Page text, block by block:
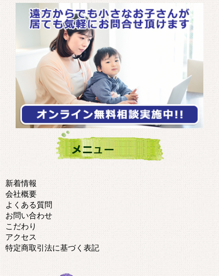
新着情報
会社概要
よくある質問
お問い合わせ
こだわり
アクセス
特定商取引法に基づく表記